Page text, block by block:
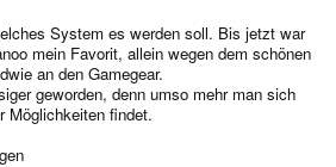
System es werden soll. Bis jetzt war
mein Favorit, allein wegen dem schönen
an den Gamegear.
geworden, denn umso mehr man sich
Möglichkeiten findet.